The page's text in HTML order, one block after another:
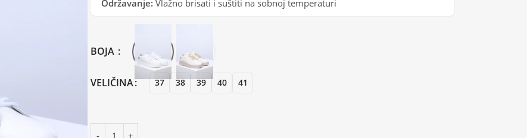
Održavanje: Vlažno brisati i suštiti na sobnoj temperaturi
BOJA
VELIČINA 37 38 39 40 41